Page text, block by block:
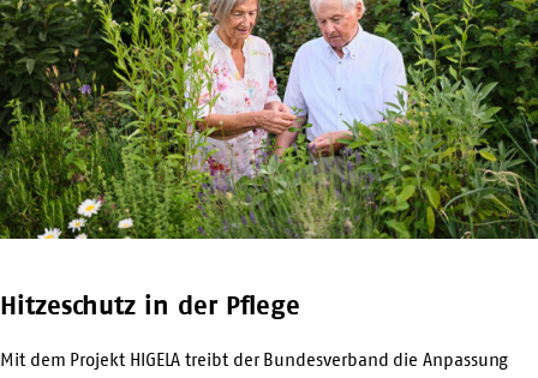
Hitzeschutz in der Pflege
Mit dem Projekt HIGELA treibt der Bundesverband die Anpassung